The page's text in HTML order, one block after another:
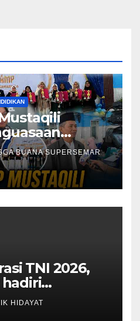
SMA
BUANA SUPERSEMAR
TNI 2026,
hadiri
Korps
Singkep
HIDAYAT